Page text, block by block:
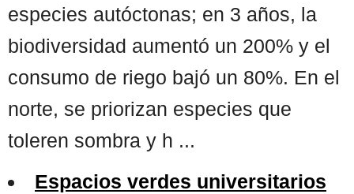
especies autóctonas; en 3 años, la
biodiversidad aumentó un 200% y el
consumo de riego bajó un 80%. En el
norte, se priorizan especies que
toleren sombra y h ...
Espacios verdes universitarios